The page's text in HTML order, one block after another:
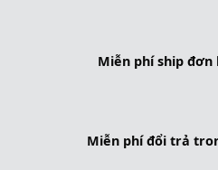
Miễn phí ship đơn
Miễn phí đổi trả